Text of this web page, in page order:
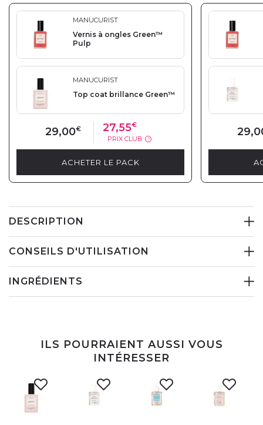
MANUCURIST
Vernis à ongles Green™
Pulp
MANUCURIST
Top coat brillance Green™
29,00€ 27,55€
PRIX CLUB ?
ACHETER LE PACK
DESCRIPTION
CONSEILS D'UTILISATION
INGRÉDIENTS
ILS POURRAIENT AUSSI VOUS
INTÉRESSER